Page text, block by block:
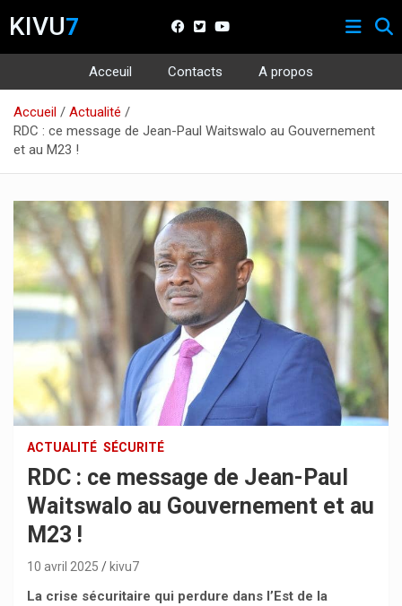
KIVU7
Acceuil Contacts
A propos
contenu
Accueil
Actualité
RDC : ce message de Jean-Paul Waitswalo au Gouvernement
et au M23 !
ACTUALITÉ SÉCURITÉ
RDC : ce message de Jean-Paul
Waitswalo au Gouvernement et au
M23 !
10 avril 2025 kivu7
La crise sécuritaire qui perdure dans l’Est de la